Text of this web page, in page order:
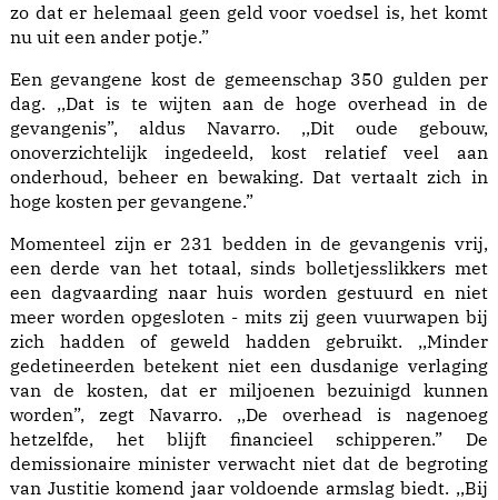
zo dat er helemaal geen geld voor voedsel is, het komt
nu uit een ander potje.”
Een gevangene kost de gemeenschap 350 gulden per
dag. ,,Dat is te wijten aan de hoge overhead in de
gevangenis”, aldus Navarro. ,,Dit oude gebouw,
onoverzichtelijk ingedeeld, kost relatief veel aan
onderhoud, beheer en bewaking. Dat vertaalt zich in
hoge kosten per gevangene.”
Momenteel zijn er 231 bedden in de gevangenis vrij,
een derde van het totaal, sinds bolletjesslikkers met
een dagvaarding naar huis worden gestuurd en niet
meer worden opgesloten - mits zij geen vuurwapen bij
zich hadden of geweld hadden gebruikt. ,,Minder
gedetineerden betekent niet een dusdanige verlaging
van de kosten, dat er miljoenen bezuinigd kunnen
worden”, zegt Navarro. ,,De overhead is nagenoeg
hetzelfde, het blijft financieel schipperen.” De
demissionaire minister verwacht niet dat de begroting
van Justitie komend jaar voldoende armslag biedt. ,,Bij